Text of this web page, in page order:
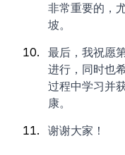
非常重要的，
坡。
最后，我祝愿
进行，同时也
过程中学习并
康。
谢谢大家！